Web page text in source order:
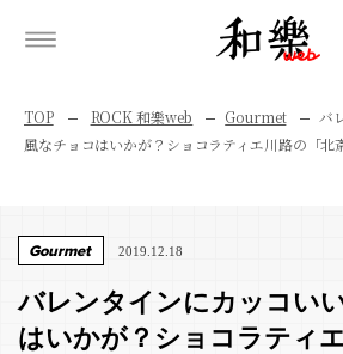
TOP ROCK 和樂web Gourmet
バ
風なチョコはいかが？ショコラティエ川路の「北
Gourmet 2019.12.18
バレンタインにカッコい
はいかが？ショコラティ